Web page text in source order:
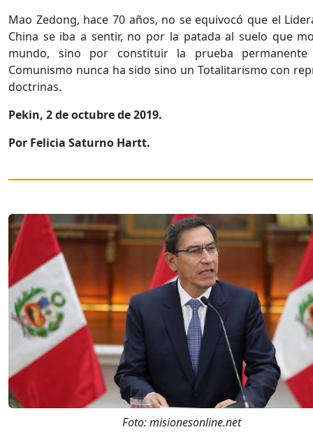
Mao Zedong, hace 70 años, no se equivocó que el
China se iba a sentir, no por la patada al suelo que
mundo, sino por constituir la prueba
Comunismo nunca ha sido sino un Totalitarismo con
doctrinas.
Pekin, 2 de octubre de 2019.
Por Felicia Saturno Hartt.
Foto: misionesonline.net